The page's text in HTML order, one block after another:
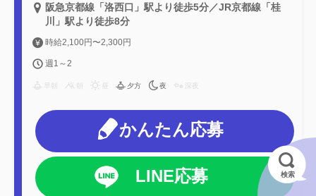
阪急京都線「洛西口」駅より徒歩5分／JR京都線「桂
川」駅より徒歩8分
時給2,100円〜2,300円
週1～2
夕方 夜 深夜
かんたん応募
LINE応募 検索